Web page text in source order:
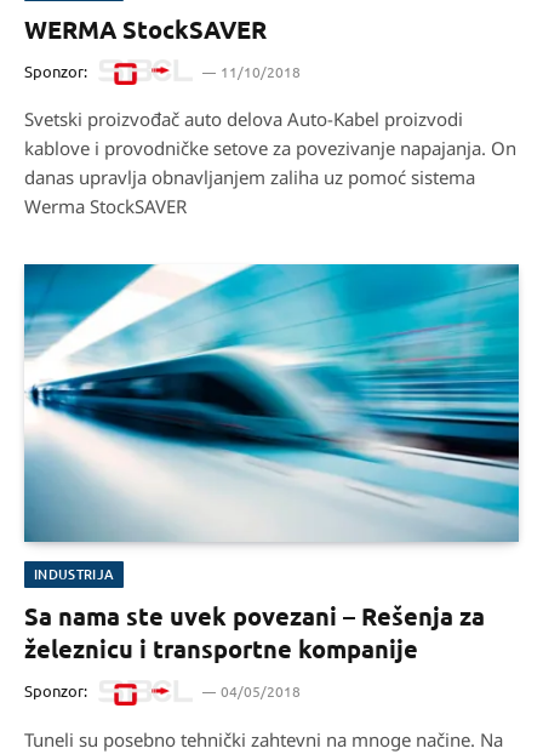
WERMA StockSAVER
Sponzor: 11/10/2018
Svetski proizvođač auto delova Auto-Kabel proizvodi
kablove i provodničke setove za povezivanje napajanja. On
danas upravlja obnavljanjem zaliha uz pomoć sistema
Werma StockSAVER
INDUSTRIJA
Sa nama ste uvek povezani – Rešenja za
železnicu i transportne kompanije
Sponzor: 04/05/2018
Tuneli su posebno tehnički zahtevni na mnoge načine. Na